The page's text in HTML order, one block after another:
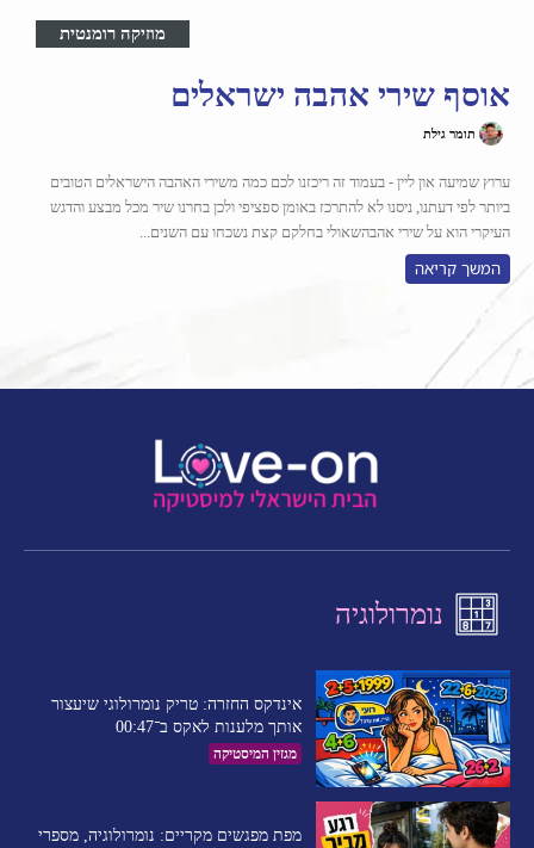
מוזיקה רומנטית
אוסף שירי אהבה ישראלים
תומר גילת
ערוץ שמיעה און ליין - בעמוד זה ריכזנו לכם כמה משירי האהבה הישראלים הטובים
ביותר לפי דעתנו, ניסנו לא להתרכז באומן ספציפי ולכן בחרנו שיר מכל מבצע והדגש
העיקרי הוא על שירי אהבהשאולי בחלקם קצת נשכחו עם השנים...
המשך קריאה
נומרולוגיה
אינדקס החזרה: טריק נומרולוגי שיעצור
אותך מלענות לאקס ב־00:47
מגזין המיסטיקה
מפת מפגשים מקריים: נומרולוגיה, מספרי